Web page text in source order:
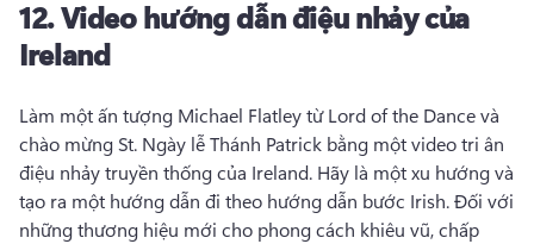
12.Video hướng dẫn điệu nhảy của
Ireland
Làm một ấn tượng Michael Flatley từ Lord of the Dance và
chào mừng St. Ngày lễ Thánh Patrick bằng một video tri ân
điệu nhảy truyền thống của Ireland. Hãy là một xu hướng và
tạo ra một hướng dẫn đi theo hướng dẫn bước Irish. Đối với
những thương hiệu mới cho phong cách khiêu vũ, chấp